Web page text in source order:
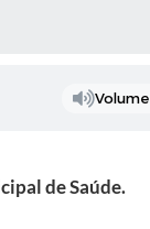
Volume
de Saúde.